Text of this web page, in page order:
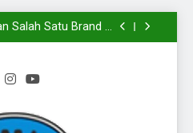
Mengiringi
Menuju Dunia Kerja
Yang Sesungguhnya
Salah Satu Brand di
Kalimantan Selatan
pada Presentasi
Menuju Dunia Kerja
Yang Sesungguhnya
Salah Satu Brand di
Agustus 2026
Semangat Baru Pun
Mengiringi